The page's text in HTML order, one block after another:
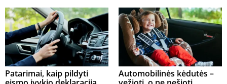
Patarimai, kaip pildyti
Automobilinės kėdutės –